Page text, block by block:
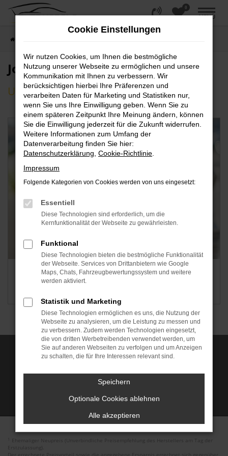
Zum
Hauptinhalt
0
MENÜ
Jobs und Karriere
Unsere Stellenangebote
Stellenangebot KFZ-Mechatroniker (m/w/d)
Ehemaliger Neupreis (Unverbindliche Preisempfehlung des Herstellers am Tag der
Cookie Einstellungen
Wir nutzen Cookies, um Ihnen die bestmögliche
Nutzung unserer Webseite zu ermöglichen und unsere
Kommunikation mit Ihnen zu verbessern. Wir
berücksichtigen hierbei Ihre Präferenzen und
verarbeiten Daten für Marketing und Statistiken nur,
wenn Sie uns Ihre Einwilligung geben. Wenn Sie zu
einem späteren Zeitpunkt Ihre Meinung ändern, können
Sie die Einwilligung jederzeit für die Zukunft widerrufen.
Weitere Informationen zum Umfang der
Datenverarbeitung finden Sie hier:
Datenschutzerklärung Cookie-Richtlinie
Impressum
Folgende Kategorien von Cookies werden von uns eingesetzt:
Essentiell
Diese Technologien sind erforderlich, um die
Kernfunktionalität der Webseite zu gewährleisten.
Funktional
Diese Technologien bieten die bestmögliche Funktionalität
der Webseite. Services von Drittanbietern wie Google
Maps, Chats, Fahrzeugbewertungssystem und weitere
werden aktiviert.
Statistik und Marketing
Diese Technologien ermöglichen es uns, die Nutzung der
Webseite zu analysieren, um die Leistung zu messen und
zu verbessern. Zudem werden Technologien eingesetzt,
die von dritten Werbetreibenden verwendet werden, um
Sie auf anderen Webseiten zu verfolgen und um Anzeigen
zu schalten, die für Ihre Interessen relevant sind.
Speichern
Optionale Cookies ablehnen
Alle akzeptieren